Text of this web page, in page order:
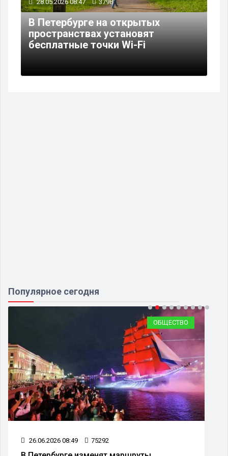
28.05.2026 08:47 3798
В Петербурге на открытых
пространствах установят
бесплатные точки Wi-Fi
Популярное сегодня
ОБЩЕСТВО
26.06.2026 08:49 75292